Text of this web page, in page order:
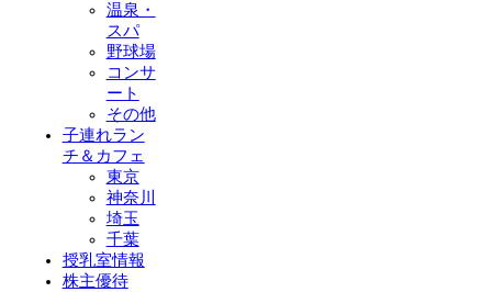
温泉・
スパ
野球場
コンサ
ート
その他
子連れラン
チ＆カフェ
東京
神奈川
埼玉
千葉
授乳室情報
株主優待